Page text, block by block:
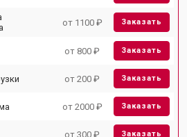
от 1100 ₽ Заказать
от 800 ₽ Заказать
от 200 ₽ Заказать
от 2000 ₽ Заказать
от 300 ₽ Заказать